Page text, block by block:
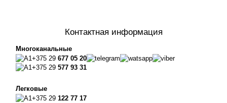
Контактная информация
Многоканальные
+375 29 677 05 20
+375 29 577 93 31
Легковые
+375 29 122 77 17